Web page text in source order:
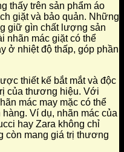
thấy trên sản phẩm áo
giặt và bảo quản. Những
giữ gìn chất lượng sản
nhãn mác giặt có thể
ở nhiệt độ thấp, góp phần
thiết kế bắt mắt và độc
của thương hiệu. Với
mác may mặc có thể
Ví dụ, nhãn mác của
hay Zara không chỉ
còn mang giá trị thương